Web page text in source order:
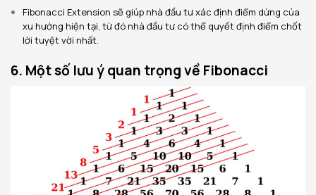
Fibonacci Extension sẽ giúp nhà đầu tư xác định điểm dừng của
xu hướng hiện tại, từ đó nhà đầu tư có thể quyết định điểm chốt
lời tuyệt vời nhất.
6. Một số lưu ý quan trọng về Fibonacci